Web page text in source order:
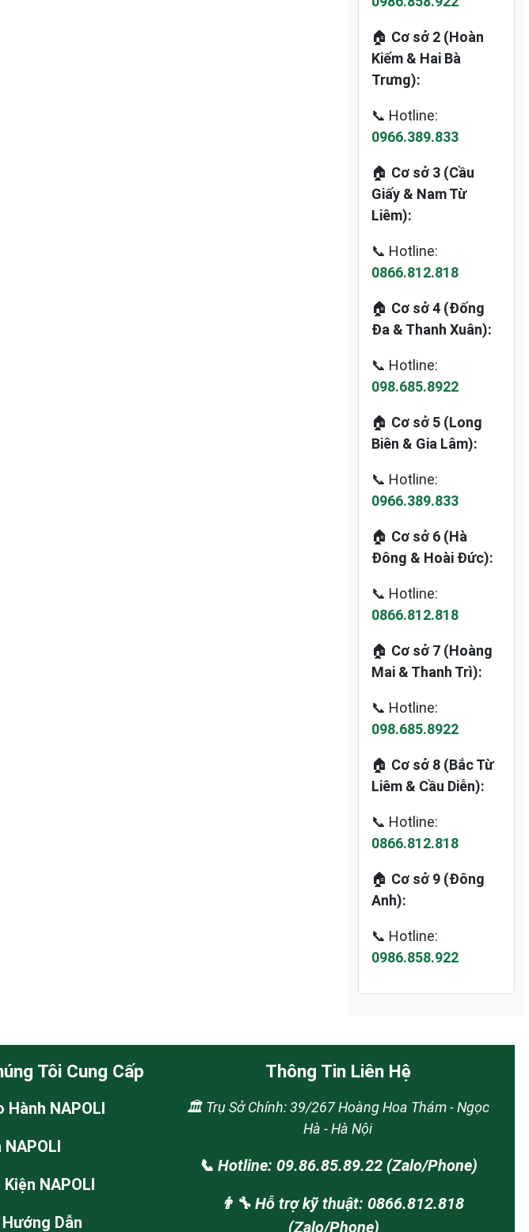
🏠 Cơ sở 2 (Hoàn
Kiếm & Hai Bà
Trưng):
📞 Hotline:
0966.389.833
🏠 Cơ sở 3 (Cầu
Giấy & Nam Từ
Liêm):
📞 Hotline:
0866.812.818
🏠 Cơ sở 4 (Đống
Đa & Thanh Xuân):
📞 Hotline:
098.685.8922
🏠 Cơ sở 5 (Long
Biên & Gia Lâm):
📞 Hotline:
0966.389.833
🏠 Cơ sở 6 (Hà
Đông & Hoài Đức):
📞 Hotline:
0866.812.818
🏠 Cơ sở 7 (Hoàng
Mai & Thanh Trì):
📞 Hotline:
098.685.8922
🏠 Cơ sở 8 (Bắc Từ
Liêm & Cầu Diễn):
📞 Hotline:
0866.812.818
🏠 Cơ sở 9 (Đông
Anh):
📞 Hotline:
0986.858.922
Tôi Cung Cấp
Hành NAPOLI
NAPOLI
NAPOLI
Dẫn
Thông Tin Liên Hệ
🏛️ Trụ Sở Chính: 39/267 Hoàng Hoa Thám - Ngọc
Hà - Hà Nội
📞 Hotline: 09.86.85.89.22 (Zalo/Phone)
👨‍🔧 Hỗ trợ kỹ thuật: 0866.812.818
(Zalo/Phone)